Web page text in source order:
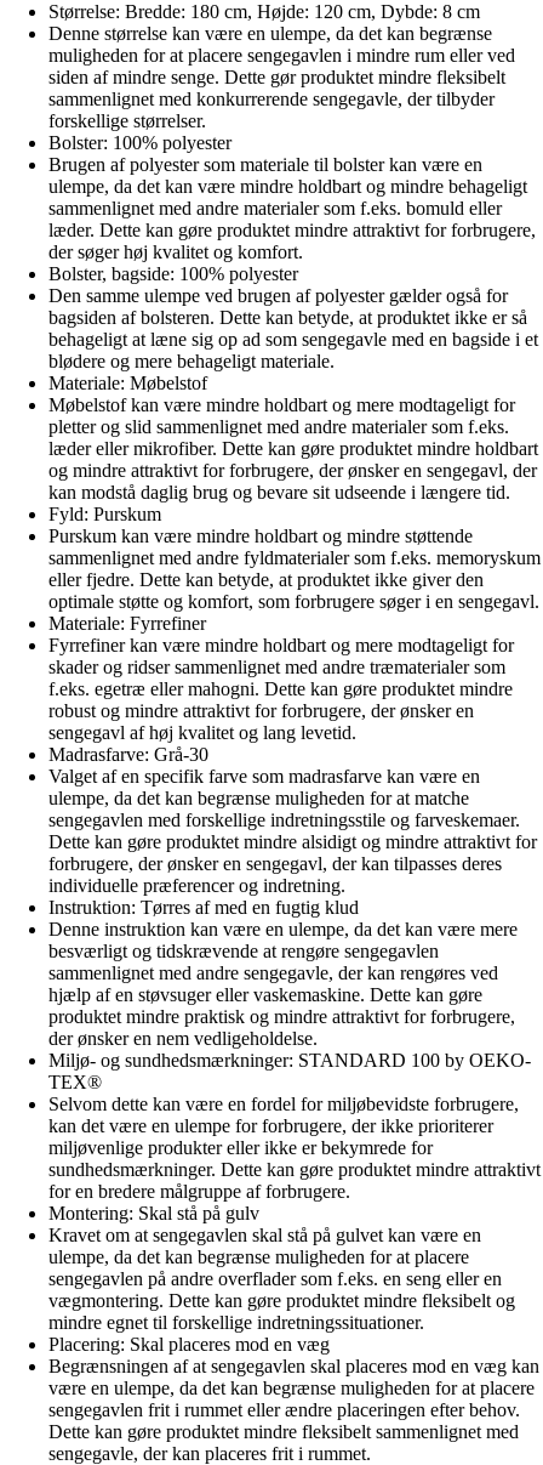
Størrelse: Bredde: 180 cm, Højde: 120 cm, Dybde: 8 cm
Denne størrelse kan være en ulempe, da det kan begrænse
muligheden for at placere sengegavlen i mindre rum eller ved
siden af mindre senge. Dette gør produktet mindre fleksibelt
sammenlignet med konkurrerende sengegavle, der tilbyder
forskellige størrelser.
Bolster: 100% polyester
Brugen af polyester som materiale til bolster kan være en
ulempe, da det kan være mindre holdbart og mindre behageligt
sammenlignet med andre materialer som f.eks. bomuld eller
læder. Dette kan gøre produktet mindre attraktivt for forbrugere,
der søger høj kvalitet og komfort.
Bolster, bagside: 100% polyester
Den samme ulempe ved brugen af polyester gælder også for
bagsiden af bolsteren. Dette kan betyde, at produktet ikke er så
behageligt at læne sig op ad som sengegavle med en bagside i et
blødere og mere behageligt materiale.
Materiale: Møbelstof
Møbelstof kan være mindre holdbart og mere modtageligt for
pletter og slid sammenlignet med andre materialer som f.eks.
læder eller mikrofiber. Dette kan gøre produktet mindre holdbart
og mindre attraktivt for forbrugere, der ønsker en sengegavl, der
kan modstå daglig brug og bevare sit udseende i længere tid.
Fyld: Purskum
Purskum kan være mindre holdbart og mindre støttende
sammenlignet med andre fyldmaterialer som f.eks. memoryskum
eller fjedre. Dette kan betyde, at produktet ikke giver den
optimale støtte og komfort, som forbrugere søger i en sengegavl.
Materiale: Fyrrefiner
Fyrrefiner kan være mindre holdbart og mere modtageligt for
skader og ridser sammenlignet med andre træmaterialer som
f.eks. egetræ eller mahogni. Dette kan gøre produktet mindre
robust og mindre attraktivt for forbrugere, der ønsker en
sengegavl af høj kvalitet og lang levetid.
Madrasfarve: Grå-30
Valget af en specifik farve som madrasfarve kan være en
ulempe, da det kan begrænse muligheden for at matche
sengegavlen med forskellige indretningsstile og farveskemaer.
Dette kan gøre produktet mindre alsidigt og mindre attraktivt for
forbrugere, der ønsker en sengegavl, der kan tilpasses deres
individuelle præferencer og indretning.
Instruktion: Tørres af med en fugtig klud
Denne instruktion kan være en ulempe, da det kan være mere
besværligt og tidskrævende at rengøre sengegavlen
sammenlignet med andre sengegavle, der kan rengøres ved
hjælp af en støvsuger eller vaskemaskine. Dette kan gøre
produktet mindre praktisk og mindre attraktivt for forbrugere,
der ønsker en nem vedligeholdelse.
Miljø- og sundhedsmærkninger: STANDARD 100 by OEKO-
TEX®
Selvom dette kan være en fordel for miljøbevidste forbrugere,
kan det være en ulempe for forbrugere, der ikke prioriterer
miljøvenlige produkter eller ikke er bekymrede for
sundhedsmærkninger. Dette kan gøre produktet mindre attraktivt
for en bredere målgruppe af forbrugere.
Montering: Skal stå på gulv
Kravet om at sengegavlen skal stå på gulvet kan være en
ulempe, da det kan begrænse muligheden for at placere
sengegavlen på andre overflader som f.eks. en seng eller en
vægmontering. Dette kan gøre produktet mindre fleksibelt og
mindre egnet til forskellige indretningssituationer.
Placering: Skal placeres mod en væg
Begrænsningen af at sengegavlen skal placeres mod en væg kan
være en ulempe, da det kan begrænse muligheden for at placere
sengegavlen frit i rummet eller ændre placeringen efter behov.
Dette kan gøre produktet mindre fleksibelt sammenlignet med
sengegavle, der kan placeres frit i rummet.